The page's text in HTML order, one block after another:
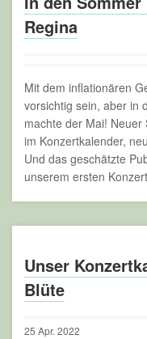
Regina
Mit dem inflationären
vorsichtig sein, aber in
machte der Mai!
im Konzertkalender,
Und das geschätzte
unserem ersten
Unser
Blüte
25 Apr.2022